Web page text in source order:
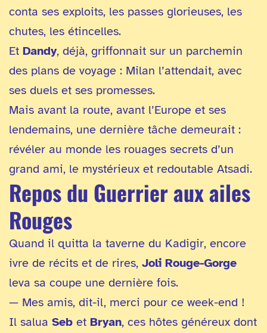
conta ses exploits, les passes glorieuses, les
chutes, les étincelles.
Et Dandy, déjà, griffonnait sur un parchemin
des plans de voyage : Milan l’attendait, avec
ses duels et ses promesses.
Mais avant la route, avant l’Europe et ses
lendemains, une dernière tâche demeurait :
révéler au monde les rouages secrets d’un
grand ami, le mystérieux et redoutable Atsadi.
Repos du Guerrier aux ailes
Rouges
Quand il quitta la taverne du Kadigir, encore
ivre de récits et de rires, Joli Rouge-Gorge
leva sa coupe une dernière fois.
— Mes amis, dit-il, merci pour ce week-end !
Il salua Seb et Bryan, ces hôtes généreux dont